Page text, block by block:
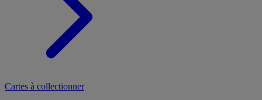
Cartes à collectionner